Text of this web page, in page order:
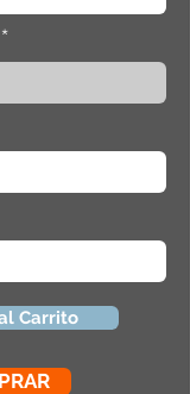
Carrito